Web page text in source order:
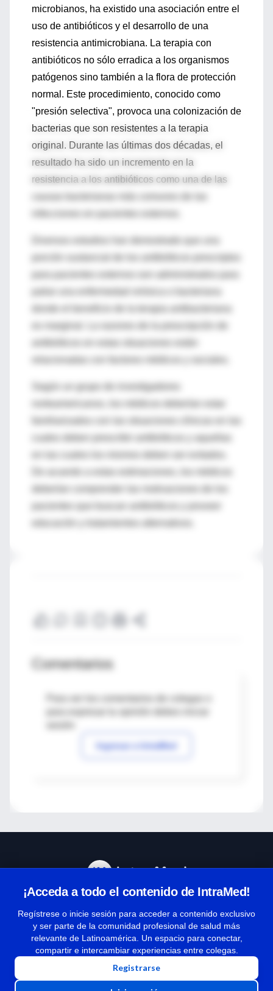
microbianos, ha existido una asociación entre el
uso de antibióticos y el desarrollo de una
resistencia antimicrobiana. La terapia con
antibióticos no sólo erradica a los organismos
patógenos sino también a la flora de protección
normal. Este procedimiento, conocido como
"presión selectiva", provoca una colonización de
bacterias que son resistentes a la terapia
original. Durante las últimas dos décadas, el
resultado ha sido un incremento en la
resistencia a los antibióticos como una de las
donde el beneficio de la terapia antibacteriana
es marginal. La razones de la prescripción de
Según un grupo de investigadores
cuales deben prescribir antibióticos y aquellas
Comentarios
Para ver los comentarios de colegas o
Ingresar a IntraMed
¡Acceda a todo el contenido de IntraMed!
Regístrese o inicie sesión para acceder a contenido exclusivo
y ser parte de la comunidad profesional de salud más
relevante de Latinoamérica. Un espacio para conectar,
compartir e intercambiar experiencias entre colegas.
Registrarse
Términos y condiciones
| Políticas de privacidad
| Todos los derechos reservados | Copyright 1997-2026